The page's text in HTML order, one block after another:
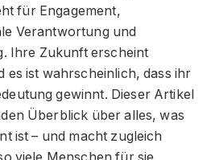
für Engagement,
Verantwortung und
Ihre Zukunft erscheint
es ist wahrscheinlich, dass ihr
gewinnt. Dieser Artikel
Überblick über alles, was
ist – und macht zugleich